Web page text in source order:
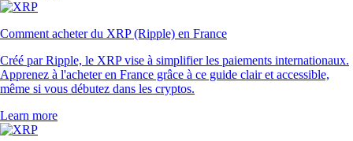
Comment acheter du XRP (Ripple) en France
Créé par Ripple, le XRP vise à simplifier les paiements internationaux.
Apprenez à l'acheter en France grâce à ce guide clair et accessible,
même si vous débutez dans les cryptos.
Learn more